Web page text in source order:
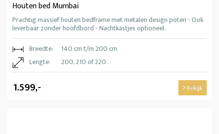
Houten bed Mumbai
Prachtig massief houten bedframe met metalen design poten - Ook
leverbaar zonder hoofdbord - Nachtkastjes optioneel.
Breedte:
140 cm t/m 200 cm
Lengte:
200, 210 of 220
1.599,- Bekijk